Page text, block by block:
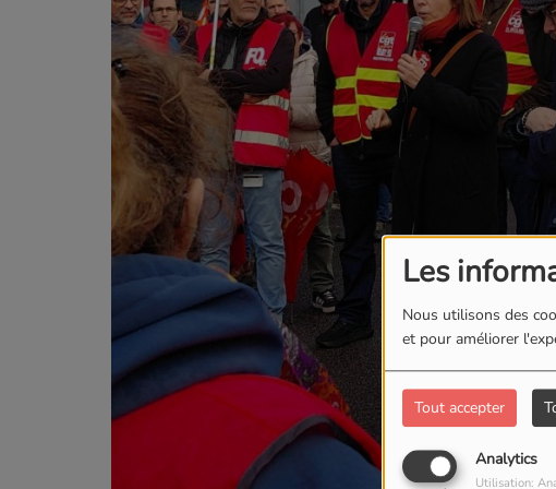
Les
Nous utilisons des
et pour améliorer
Tout accepter
Analytics
Utilisation: